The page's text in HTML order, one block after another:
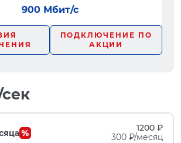
900 Мбит/с
ПОДКЛЮЧЕНИЕ ПО
АКЦИИ
1200 ₽
300 ₽/месяц